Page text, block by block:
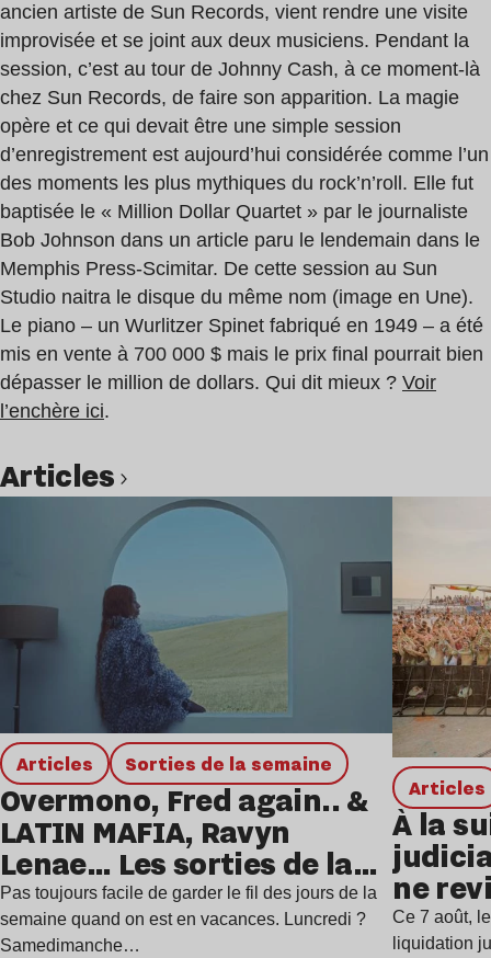
ancien artiste de Sun Records, vient rendre une visite
improvisée et se joint aux deux musiciens. Pendant la
session, c’est au tour de Johnny Cash, à ce moment-là
chez Sun Records, de faire son apparition. La magie
opère et ce qui devait être une simple session
d’enregistrement est aujourd’hui considérée comme l’un
des moments les plus mythiques du rock’n’roll. Elle fut
baptisée le « Million Dollar Quartet » par le journaliste
Bob Johnson dans un article paru le lendemain dans le
Memphis Press-Scimitar. De cette session au Sun
Studio naitra le disque du même nom (image en Une).
Le piano – un Wurlitzer Spinet fabriqué en 1949 – a été
mis en vente à 700 000 $ mais le prix final pourrait bien
dépasser le million de dollars. Qui dit mieux ? Voir
l’enchère ici.
Articles
Articles Sorties de la semaine
Overmono, Fred again.. &
LATIN MAFIA, Ravyn
Lenae… Les sorties de la
semaine
Pas toujours facile de garder le fil des jours de la
semaine quand on est en vacances. Luncredi ?
Samedimanche…
Articles
À la
ne
Ce 7 août,
liquidation